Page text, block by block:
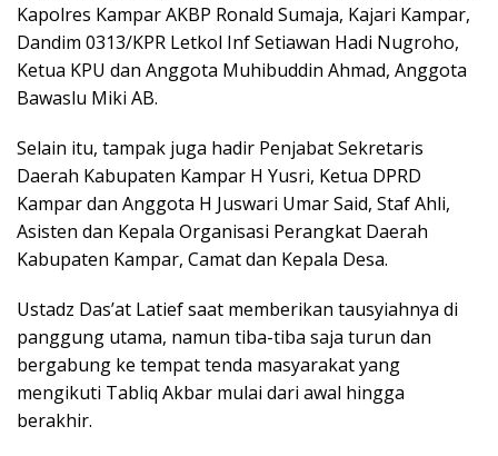
Kapolres Kampar AKBP Ronald Sumaja, Kajari Kampar,
Dandim 0313/KPR Letkol Inf Setiawan Hadi Nugroho,
Ketua KPU dan Anggota Muhibuddin Ahmad, Anggota
Bawaslu Miki AB.
Selain itu, tampak juga hadir Penjabat Sekretaris
Daerah Kabupaten Kampar H Yusri, Ketua DPRD
Kampar dan Anggota H Juswari Umar Said, Staf Ahli,
Asisten dan Kepala Organisasi Perangkat Daerah
Kabupaten Kampar, Camat dan Kepala Desa.
Ustadz Das’at Latief saat memberikan tausyiahnya di
panggung utama, namun tiba-tiba saja turun dan
bergabung ke tempat tenda masyarakat yang
mengikuti Tabliq Akbar mulai dari awal hingga
berakhir.